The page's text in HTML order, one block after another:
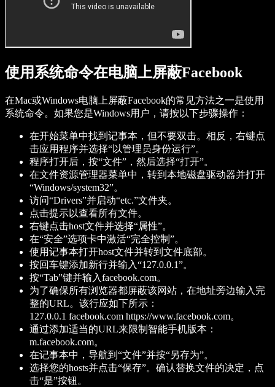
使用系统命令在电脑上屏蔽Facebook
在Mac或Windows电脑上屏蔽Facebook的常见方法之一是使用
系统命令。如果您是Windows用户，请按以下步骤操作：
在开始菜单中找到记事本，但不要双击。相反，右键点
击应用程序并选择“以管理员身份运行”。
程序打开后，按“文件”，然后选择“打开”。
在文件资源管理器菜单中，转到本地磁盘驱动器并打开
“Windows/system32”。
访问“Drivers”并启动“etc.”文件夹。
点击提示以查看所有文件。
右键点击host文件并选择“属性”。
在“安全”选项卡中激活“完全控制”。
使用记事本打开host文件并转到文件底部。
按回车键添加新行并输入“127.0.0.1”。
按“Tab”键并输入facebook.com。
为了确保所有浏览器都屏蔽该网站，在地址旁边输入完
整的URL。该行应如下所示：
127.0.0.1 facebook.com https://www.facebook.com。
通过添加适当的URL来限制智能手机版本：
m.facebook.com。
在记事本中，导航到“文件”并按“另存为”。
选择您的hosts并点击“保存”。确认替换文件的决定，点
击“是”按钮。